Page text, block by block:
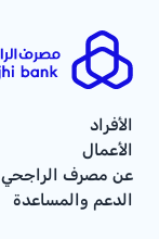
الأفراد
الأعمال
عن مصرف الراجحي
الدعم والمساعدة